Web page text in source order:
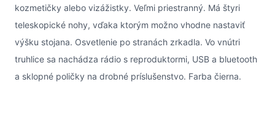
kozmetičky alebo vizážistky. Veľmi priestranný. Má štyri
teleskopické nohy, vďaka ktorým možno vhodne nastaviť
výšku stojana. Osvetlenie po stranách zrkadla. Vo vnútri
truhlice sa nachádza rádio s reproduktormi, USB a bluetooth
a sklopné poličky na drobné príslušenstvo. Farba čierna.